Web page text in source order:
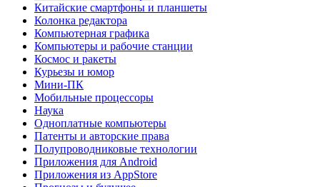
Китайские смартфоны и планшеты
Колонка редактора
Компьютерная графика
Компьютеры и рабочие станции
Космос и ракеты
Курьезы и юмор
Мини-ПК
Мобильные процессоры
Наука
Одноплатные компьютеры
Патенты и авторские права
Полупроводниковые технологии
Приложения для Android
Приложения из AppStore